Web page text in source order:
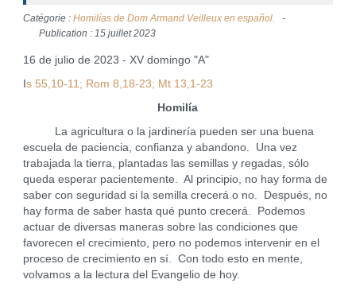
Catégorie : Homilías de Dom Armand Veilleux en español.
Publication : 15 juillet 2023
16 de julio de 2023 - XV domingo "A"
s 55,10-11; Rom 8,18-23; Mt 13,1-23
Homilía
La agricultura o la jardinería pueden ser una buena
escuela de paciencia, confianza y abandono. Una vez
trabajada la tierra, plantadas las semillas y regadas, sólo
queda esperar pacientemente. Al principio, no hay forma de
saber con seguridad si la semilla crecerá o no. Después, no
hay forma de saber hasta qué punto crecerá. Podemos
actuar de diversas maneras sobre las condiciones que
favorecen el crecimiento, pero no podemos intervenir en el
proceso de crecimiento en sí. Con todo esto en mente,
volvamos a la lectura del Evangelio de hoy.